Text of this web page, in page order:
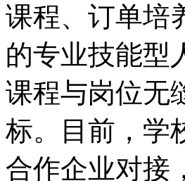
课程、订单培
的专业技能型
课程与岗位无
标。目前，学
合作企业对接